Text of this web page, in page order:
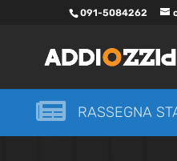
091-5084262
 RASSEGNA